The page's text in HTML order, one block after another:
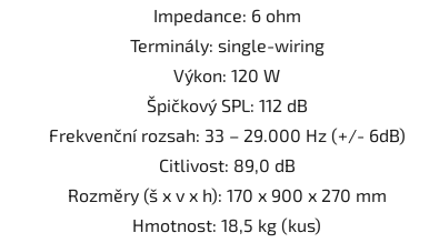
Impedance: 6 ohm
Terminály: single-wiring
Výkon: 120 W
Špičkový SPL: 112 dB
Frekvenční rozsah: 33 – 29.000 Hz (+/- 6dB)
Citlivost: 89,0 dB
Rozměry (š x v x h): 170 x 900 x 270 mm
Hmotnost: 18,5 kg (kus)